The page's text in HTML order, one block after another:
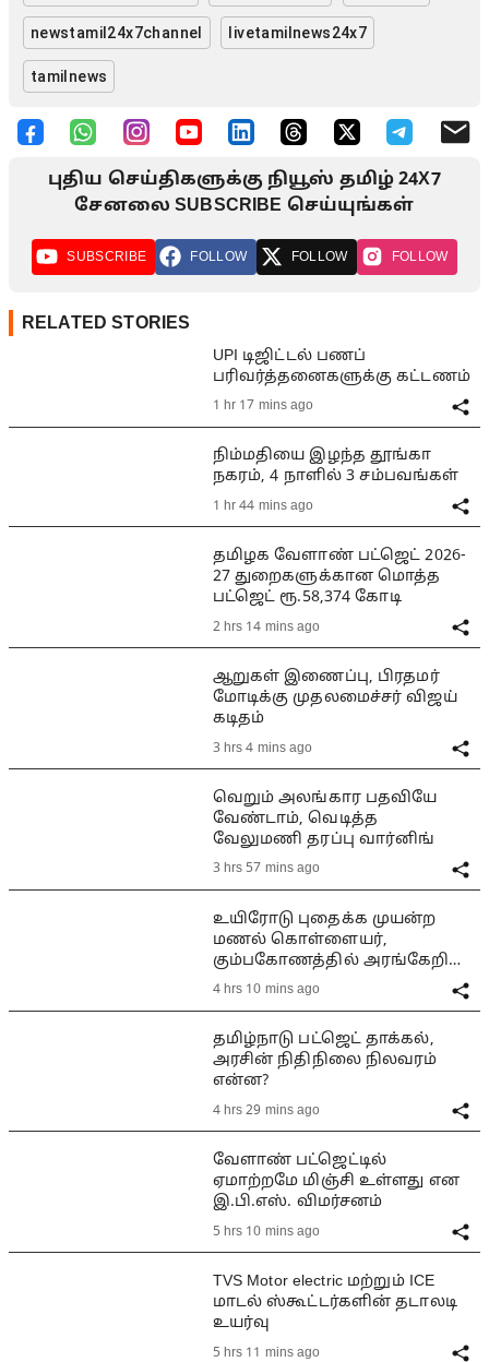
newstamil24x7channel livetamilnews24x7
tamilnews
புதிய செய்திகளுக்கு நியூஸ் தமிழ் 24X7
சேனலை SUBSCRIBE செய்யுங்கள்
SUBSCRIBE FOLLOW FOLLOW FOLLOW
RELATED STORIES
UPI டிஜிட்டல் பணப்
பரிவர்த்தனைகளுக்கு கட்டணம்
1 hr 17 mins ago
நிம்மதியை இழந்த தூங்கா
நகரம், 4 நாளில் 3 சம்பவங்கள்
1 hr 44 mins ago
தமிழக வேளாண் பட்ஜெட் 2026-
27 துறைகளுக்கான மொத்த
பட்ஜெட் ரூ.58,374 கோடி
2 hrs 14 mins ago
ஆறுகள் இணைப்பு, பிரதமர்
மோடிக்கு முதலமைச்சர் விஜய்
கடிதம்
3 hrs 4 mins ago
வெறும் அலங்கார பதவியே
வேண்டாம், வெடித்த
வேலுமணி தரப்பு வார்னிங்
3 hrs 57 mins ago
உயிரோடு புதைக்க முயன்ற
மணல் கொள்ளையர்,
கும்பகோணத்தில் அரங்கேறிய
பயங்கரம்
4 hrs 10 mins ago
தமிழ்நாடு பட்ஜெட் தாக்கல்,
அரசின் நிதிநிலை நிலவரம்
என்ன?
4 hrs 29 mins ago
வேளாண் பட்ஜெட்டில்
ஏமாற்றமே மிஞ்சி உள்ளது என
இ.பி.எஸ். விமர்சனம்
5 hrs 10 mins ago
TVS Motor electric மற்றும் ICE
மாடல் ஸ்கூட்டர்களின் தடாலடி
உயர்வு
5 hrs 11 mins ago